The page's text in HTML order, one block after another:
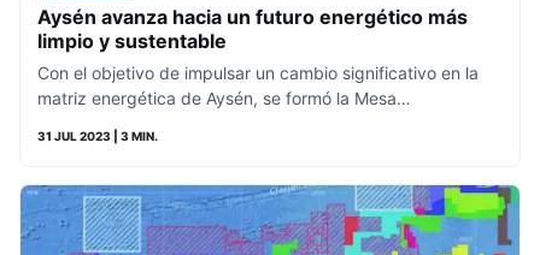
Aysén avanza hacia un futuro energético más
limpio y sustentable
Con el objetivo de impulsar un cambio significativo en la
matriz energética de Aysén, se formó la Mesa…
31 JUL 2023 | 3 MIN.